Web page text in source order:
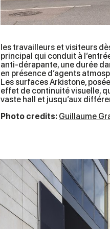
les travailleurs et visiteurs
principal qui conduit à
anti-dérapante, une durée
en présence d’agents
Les surfaces Arkistone,
effet de continuité visuelle,
vaste hall et jusqu’aux
Photo credits: Guillaume